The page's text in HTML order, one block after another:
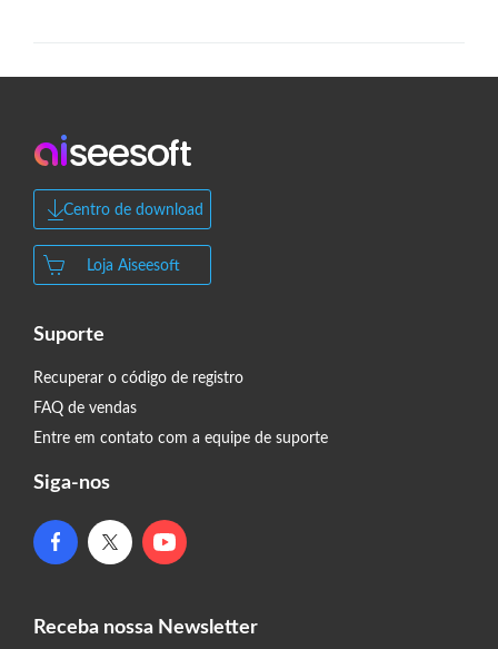
Centro de download
Loja Aiseesoft
Suporte
Recuperar o código de registro
FAQ de vendas
Entre em contato com a equipe de suporte
Siga-nos
Receba nossa Newsletter